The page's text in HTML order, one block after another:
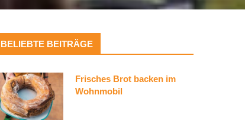
BELIEBTE BEITRÄGE
Frisches Brot backen im
Wohnmobil